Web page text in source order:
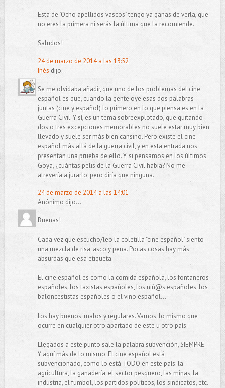
Esta de "Ocho apellidos vascos" tengo ya ganas de verla, que
no eres la primera ni serás la última que la recomiende.
Saludos!
24 de marzo de 2014 a las 13:52
Inés dijo...
Se me olvidaba añadir, que uno de los problemas del cine
español es que, cuando la gente oye esas dos palabras
juntas (cine y español) lo primero en lo que piensa es en la
Guerra Civil. Y sí, es un tema sobreexplotado, que quitando
dos o tres excepciones memorables no suele estar muy bien
llevado y suele ser más bien cansino. Pero existe el cine
español más allá de la guerra civil, y en esta entrada nos
presentan una prueba de ello. Y, si pensamos en los últimos
Goya, ¿cuántas pelis de la Guerra Civil había? No me
atrevería a jurarlo, pero diría que ninguna.
24 de marzo de 2014 a las 14:01
Anónimo dijo...
Buenas!
Cada vez que escucho/leo la coletilla "cine español" siento
una mezcla de risa, asco y pena. Pocas cosas hay más
absurdas que esa etiqueta.
El cine español es como la comida española, los fontaneros
españoles, los taxistas españoles, los niñ@s españoles, los
baloncestistas españoles o el vino español...
Los hay buenos, malos y regulares. Vamos, lo mismo que
ocurre en cualquier otro apartado de este u otro país.
Llegados a este punto sale la palabra subvención, SIEMPRE.
Y aquí más de lo mismo. El cine español está
subvencionado, como lo está TODO en este país: la
agricultura, la ganadería, el sector pesquero, las minas, la
industria, el fumbol, los partidos políticos, los sindicatos, etc.